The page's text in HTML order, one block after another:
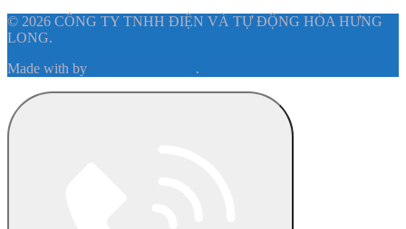
© 2026 CÔNG TY TNHH ĐIỆN VÀ TỰ ĐỘNG HÓA HƯNG
LONG.
Made with by .